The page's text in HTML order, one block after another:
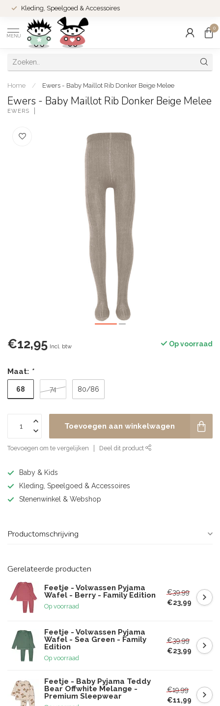
Kleding, Speelgoed & Accessoires
MENU
0
Home / Ewers - Baby Maillot Rib Donker Beige Melee
Ewers - Baby Maillot Rib Donker Beige Melee
EWERS
€12,95 Incl. btw Op voorraad
Maat: *
68 74 80/86
Toevoegen aan winkelwagen
Toevoegen om te vergelijken Deel dit product
Baby & Kids
Kleding, Speelgoed & Accessoires
Stenenwinkel & Webshop
Productomschrijving
Gerelateerde producten
Feetje - Volwassen Pyjama
Wafel - Berry - Family Edition
Op voorraad
€39,99
€23,99
Feetje - Volwassen Pyjama
Wafel - Sea Green - Family
Edition
Op voorraad
€39,99
€23,99
Feetje - Baby Pyjama Teddy
Bear Offwhite Melange -
Premium Sleepwear
€19,99
€11,99